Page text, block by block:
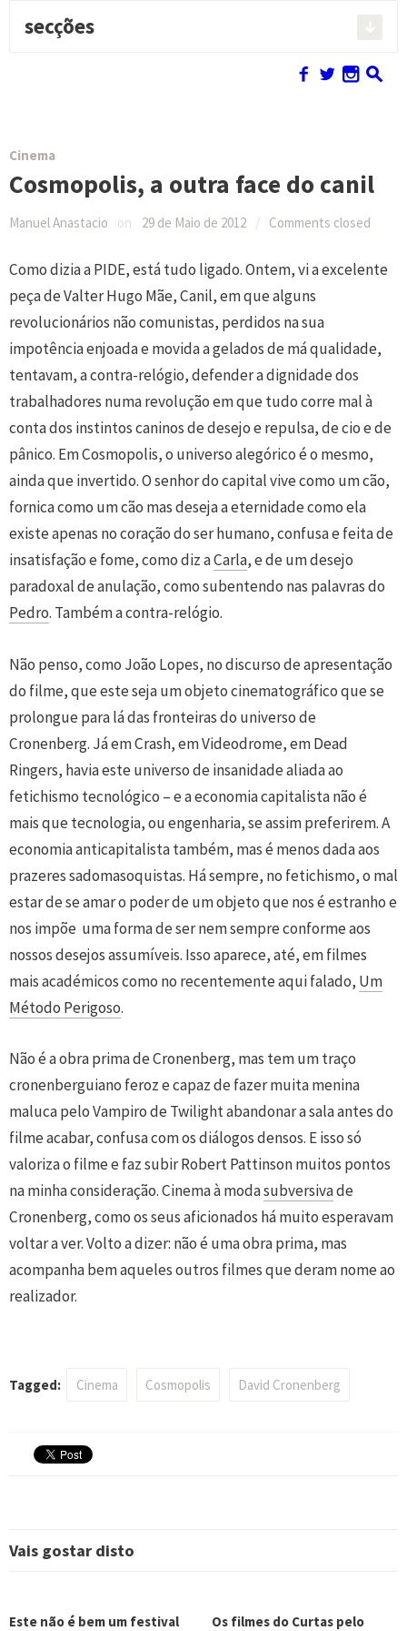
secções
f w n s
Cinema
Cosmopolis, a outra face do canil
Manuel Anastacio on 29 de Maio de 2012 / Comments closed
Como dizia a PIDE, está tudo ligado. Ontem, vi a excelente
peça de Valter Hugo Mãe, Canil, em que alguns
revolucionários não comunistas, perdidos na sua
impotência enjoada e movida a gelados de má qualidade,
tentavam, a contra-relógio, defender a dignidade dos
trabalhadores numa revolução em que tudo corre mal à
conta dos instintos caninos de desejo e repulsa, de cio e de
pânico. Em Cosmopolis, o universo alegórico é o mesmo,
ainda que invertido. O senhor do capital vive como um cão,
fornica como um cão mas deseja a eternidade como ela
existe apenas no coração do ser humano, confusa e feita de
insatisfação e fome, como diz aCarla, e de um desejo
paradoxal de anulação, como subentendo nas palavras do
Pedro. Também a contra-relógio.
Não penso, como João Lopes, no discurso de apresentação
do filme, que este seja um objeto cinematográfico que se
prolongue para lá das fronteiras do universo de
Cronenberg. Já em Crash, em Videodrome, em Dead
Ringers, havia este universo de insanidade aliada ao
fetichismo tecnológico – e a economia capitalista não é
mais que tecnologia, ou engenharia, se assim preferirem. A
economia anticapitalista também, mas é menos dada aos
prazeres sadomasoquistas. Há sempre, no fetichismo, o mal
estar de se amar o poder de um objeto que nos é estranho e
nos impõe uma forma de ser nem sempre conforme aos
nossos desejos assumíveis. Isso aparece, até, em filmes
mais académicos como no recentemente aqui falado, Um
Método Perigoso.
Não é a obra prima de Cronenberg, mas tem um traço
cronenberguiano feroz e capaz de fazer muita menina
maluca pelo Vampiro de Twilight abandonar a sala antes do
filme acabar, confusa com os diálogos densos. E isso só
valoriza o filme e faz subir Robert Pattinson muitos pontos
na minha consideração. Cinema à modasubversivade
Cronenberg, como os seus aficionados há muito esperavam
voltar a ver. Volto a dizer: não é uma obra prima, mas
acompanha bem aqueles outros filmes que deram nome ao
realizador.
Tagged: Cinema Cosmopolis David Cronenberg
Vais gostar disto
Este não é bem um festival Os filmes do Curtas pelo